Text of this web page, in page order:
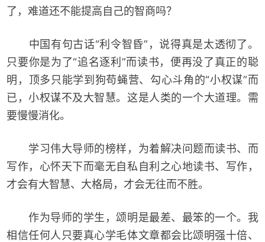
了，难道还不能提高自己的智商吗？
中国有句古话“利令智昏”，说得真是太透彻了。
只要你是为了“追名逐利”而读书，便再没了真正的聪
明，顶多只能学到狗苟蝇营、勾心斗角的“小权谋”而
已，小权谋不及大智慧。这是人类的一个大道理。需
要慢慢消化。
学习伟大导师的榜样，为着解决问题而读书、而
写作，心怀天下而毫无自私自利之心地读书、写作，
才会有大智慧、大格局，才会无往而不胜。
作为导师的学生，颂明是最差、最笨的一个。我
相信任何人只要真心学毛体文章都会比颂明强十倍、